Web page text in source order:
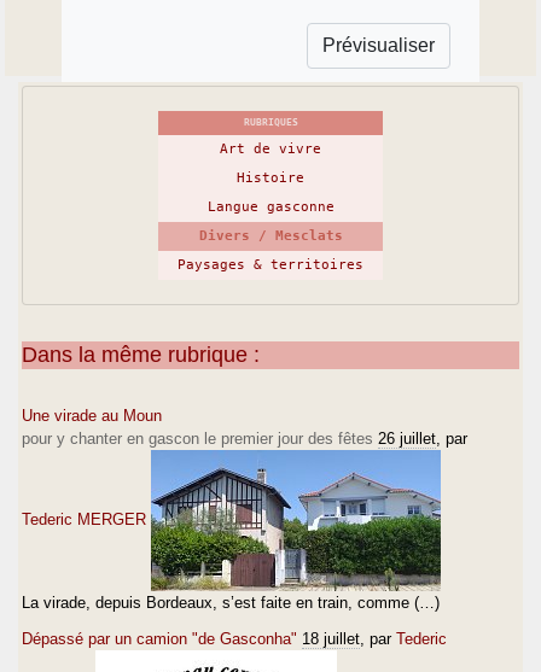
RUBRIQUES
Art de vivre
Histoire
Langue gasconne
Divers / Mesclats
Paysages & territoires
Dans la même rubrique :
Une virade au Moun
pour y chanter en gascon le premier jour des fêtes 26 juillet , par
Tederic MERGER
La virade, depuis Bordeaux, s’est faite en train, comme (…)
Dépassé par un camion "de Gasconha" 18 juillet , par Tederic